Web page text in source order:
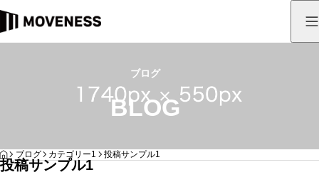
ブログ
BLOG
HOME
ブログ カテゴリー1 投稿サンプル1
投稿サンプル1